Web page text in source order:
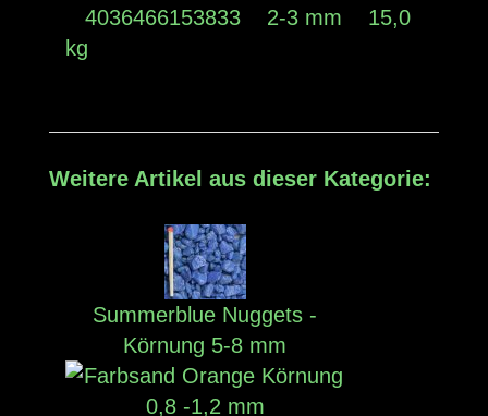
4036466153833 2-3 mm 15,0
kg
Weitere Artikel aus dieser Kategorie:
Summerblue Nuggets -
Körnung 5-8 mm